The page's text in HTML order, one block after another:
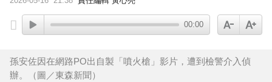
00:00
孫安佐因在網路PO出自製「噴火槍」影片，遭到檢警介入偵
辦。（圖／東森新聞）